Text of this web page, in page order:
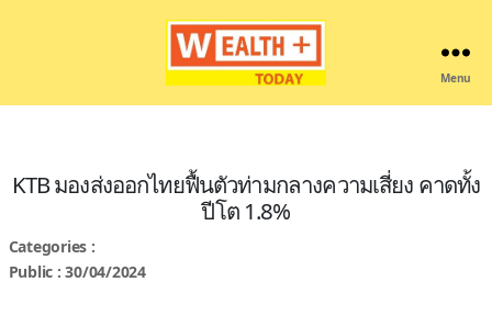
Menu
KTB มองส่งออกไทยฟื้นตัวท่ามกลางความเสี่ยง คาดทั้ง
ปีโต 1.8%
Categories :
Public : 30/04/2024